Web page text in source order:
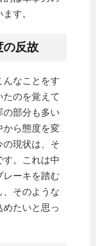
す。
の反故
んなことをす
たのを覚えて
の部分も多い
から態度を変
の現状は、そ
す。これは中
レーキを踏む
、そのような
めたいと思っ